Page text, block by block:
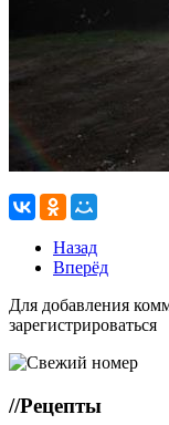
Назад
Вперёд
Для добавления
зарегистрироваться
//Рецепты